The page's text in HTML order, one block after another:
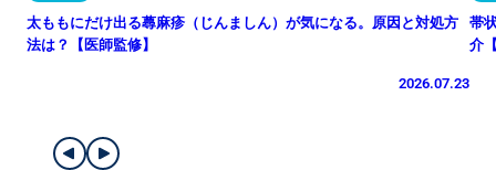
太ももにだけ出る蕁麻疹（じんましん）が気になる。原因と対処方
法は？【医師監修】
2026.07.23
帯
介